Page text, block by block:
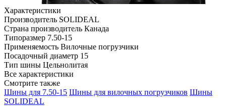
Характеристики
Производитель SOLIDEAL
Страна производитель Канада
Типоразмер 7.50-15
Применяемость Вилочные погрузчики
Посадочный диаметр 15
Тип шины Цельнолитая
Все характеристики
Смотрите также
Шины для 7.50-15 Шины для вилочных погрузчиков Шины
SOLIDEAL